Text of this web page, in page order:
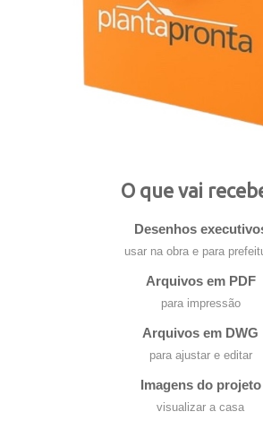
O que vai
Desenhos
usar na obra e para
Arquivos em PDF
para impressão
Arquivos em DWG
para ajustar e editar
Imagens do projeto
visualizar a casa